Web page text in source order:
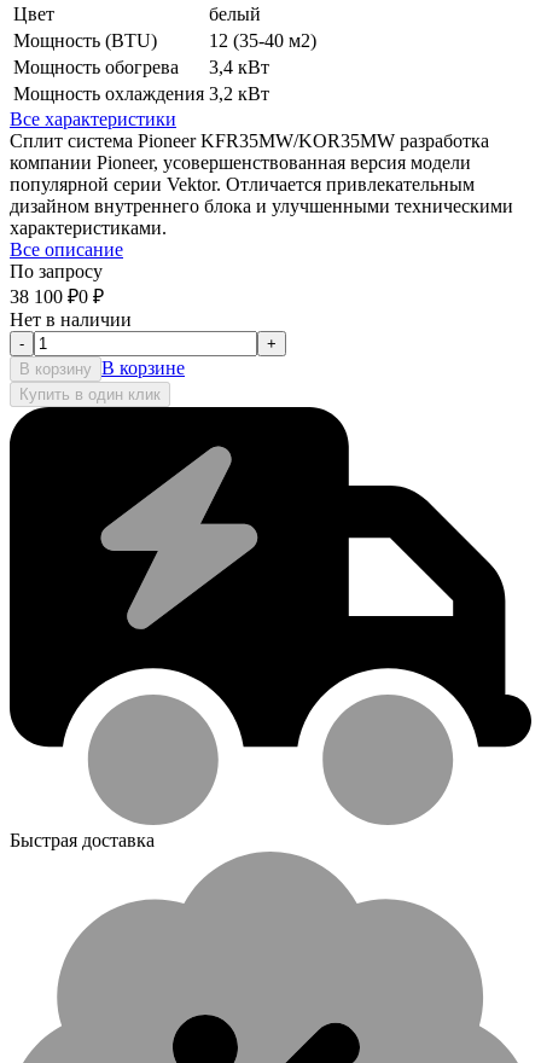
Цвет
белый
Мощность (BTU)
12 (35-40 м2)
Мощность обогрева
3,4 кВт
Мощность охлаждения 3,2 кВт
Все характеристики
Сплит система Pioneer KFR35MW/KOR35MW разработка
компании Pioneer, усовершенствованная версия модели
популярной серии Vektor. Отличается привлекательным
дизайном внутреннего блока и улучшенными техническими
характеристиками.
Все описание
По запросу
38 100 ₽0 ₽
Нет в наличии
-
+
В корзину В корзине
Купить в один клик
Быстрая доставка